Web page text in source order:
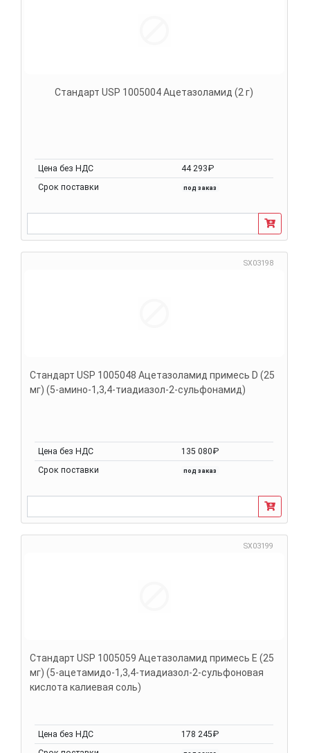
Стандарт USP 1005004 Ацетазоламид (2 г)
Цена без НДС
44 293₽
Срок поставки
под заказ
SX03198
Стандарт USP 1005048 Ацетазоламид примесь D (25
мг) (5-амино-1,3,4-тиадиазол-2-сульфонамид)
Цена без НДС
135 080₽
Срок поставки
под заказ
SX03199
Стандарт USP 1005059 Ацетазоламид примесь E (25
мг) (5-ацетамидо-1,3,4-тиадиазол-2-сульфоновая
кислота калиевая соль)
Цена без НДС
178 245₽